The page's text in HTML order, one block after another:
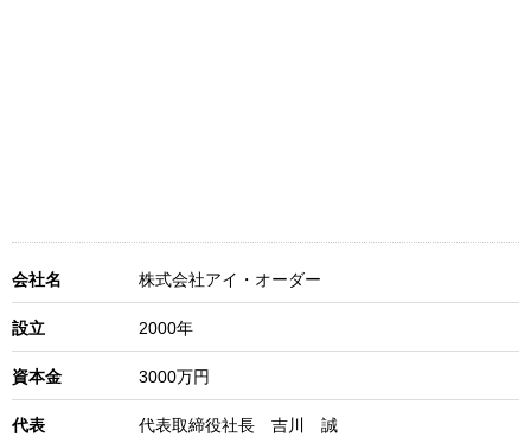
会社名 株式会社アイ・オーダー
設立 2000年
資本金 3000万円
代表 代表取締役社長 吉川 誠